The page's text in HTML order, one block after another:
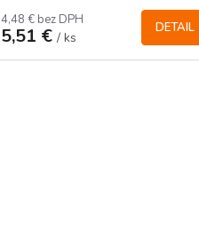
4,48 € bez DPH
5,51 €/ ks
DETAIL